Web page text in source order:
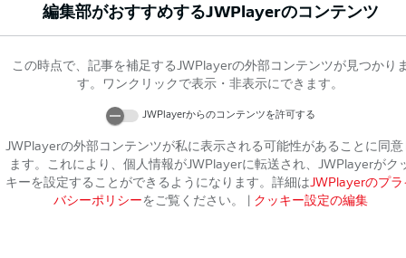
編集部がおすすめするJWPlayerのコンテンツ
この時点で、記事を補足するJWPlayerの外部コンテンツが見つかりま
す。ワンクリックで表示・非表示にできます。
JWPlayerからのコンテンツを許可する
JWPlayerの外部コンテンツが私に表示される可能性があることに同意
ます。これにより、個人情報がJWPlayerに転送され、 JWPlayerがク
キーを設定することができるようになります。詳細はJWPlayerのプラ
バシーポリシーをご覧ください。 クッキー設定の編集